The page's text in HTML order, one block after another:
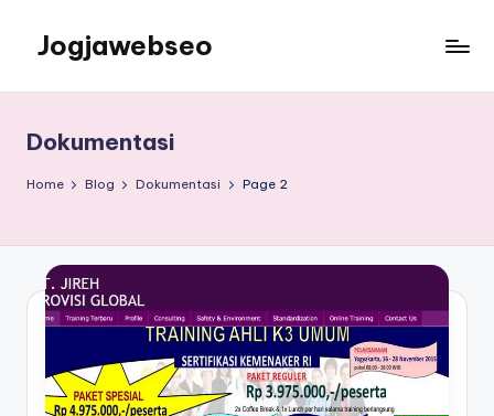
Jogjawebseo
Dokumentasi
Home Blog Dokumentasi Page 2